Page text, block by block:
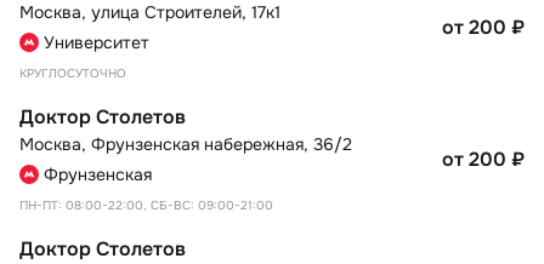
Москва, улица Строителей, 17к1
Университет
КРУГЛОСУТОЧНО
от 200 ₽
Доктор Столетов
Москва, Фрунзенская набережная, 36/2
Фрунзенская
ПН-ПТ: 08:00-22:00, СБ-ВС: 09:00-21:00
от 200 ₽
Доктор Столетов